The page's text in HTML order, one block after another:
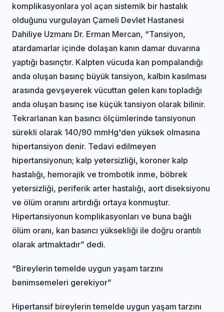
komplikasyonlara yol açan sistemik bir hastalık
olduğunu vurgulayan Çameli Devlet Hastanesi
Dahiliye Uzmanı Dr. Erman Mercan, “Tansiyon,
atardamarlar içinde dolaşan kanın damar duvarına
yaptığı basınçtır. Kalpten vücuda kan pompalandığı
anda oluşan basınç büyük tansiyon, kalbin kasılması
arasında gevşeyerek vücuttan gelen kanı topladığı
anda oluşan basınç ise küçük tansiyon olarak bilinir.
Tekrarlanan kan basıncı ölçümlerinde tansiyonun
sürekli olarak 140/90 mmHg'den yüksek olmasına
hipertansiyon denir. Tedavi edilmeyen
hipertansiyonun; kalp yetersizliği, koroner kalp
hastalığı, hemorajik ve trombotik inme, böbrek
yetersizliği, periferik arter hastalığı, aort diseksiyonu
ve ölüm oranını artırdığı ortaya konmuştur.
Hipertansiyonun komplikasyonları ve buna bağlı
ölüm oranı, kan basıncı yüksekliği ile doğru orantılı
olarak artmaktadır” dedi.
“Bireylerin temelde uygun yaşam tarzını
benimsemeleri gerekiyor”
Hipertansif bireylerin temelde uygun yaşam tarzını